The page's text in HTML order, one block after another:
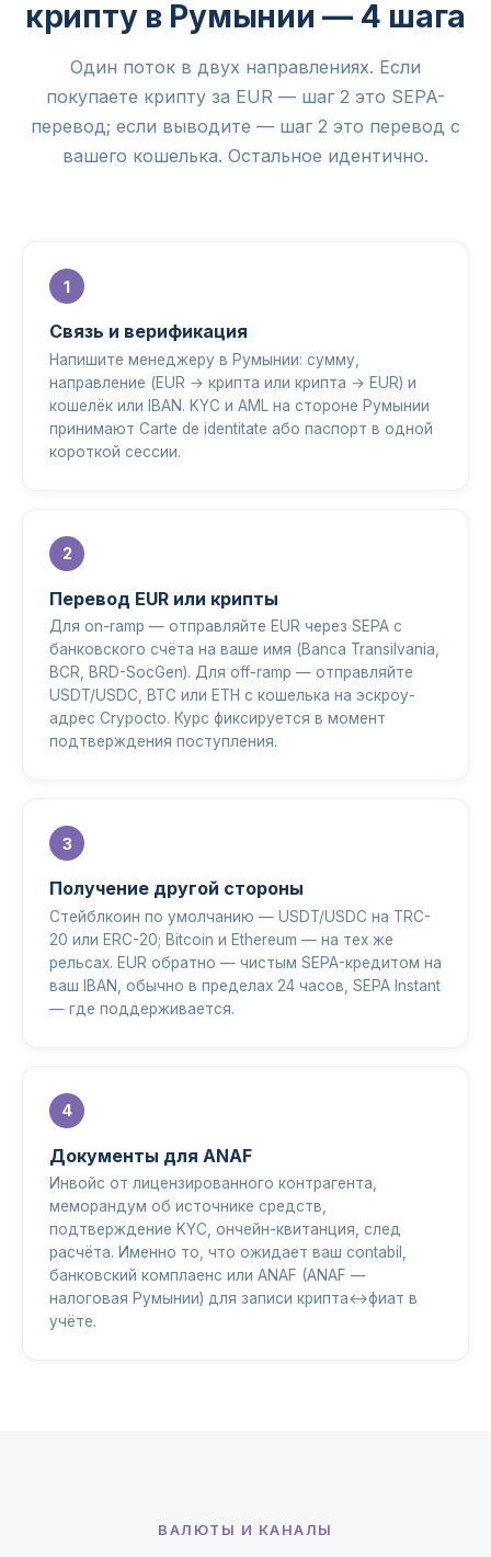
крипту в Румынии — 4 шага
Один поток в двух направлениях. Если
покупаете крипту за EUR — шаг 2 это SEPA-
перевод; если выводите — шаг 2 это перевод с
вашего кошелька. Остальное идентично.
Связь и верификация
Напишите менеджеру в Румынии: сумму,
направление (EUR → крипта или крипта → EUR) и
кошелёк или IBAN. KYC и AML на стороне Румынии
принимают Carte de identitate або паспорт в одной
короткой сессии.
Перевод EUR или крипты
Для on-ramp — отправляйте EUR через SEPA с
банковского счёта на ваше имя (Banca Transilvania,
BCR, BRD-SocGen). Для off-ramp — отправляйте
USDT/USDC, BTC или ETH с кошелька на эскроу-
адрес Crypocto. Курс фиксируется в момент
подтверждения поступления.
Получение другой стороны
Стейблкоин по умолчанию — USDT/USDC на TRC-
20 или ERC-20; Bitcoin и Ethereum — на тех же
рельсах. EUR обратно — чистым SEPA-кредитом на
ваш IBAN, обычно в пределах 24 часов, SEPA Instant
— где поддерживается.
Документы для ANAF
Инвойс от лицензированного контрагента,
меморандум об источнике средств,
подтверждение KYC, ончейн-квитанция, след
расчёта. Именно то, что ожидает ваш contabil,
банковский комплаенс или ANAF (ANAF —
налоговая Румынии) для записи крипта↔фиат в
учёте.
ВАЛЮТЫ И КАНАЛЫ